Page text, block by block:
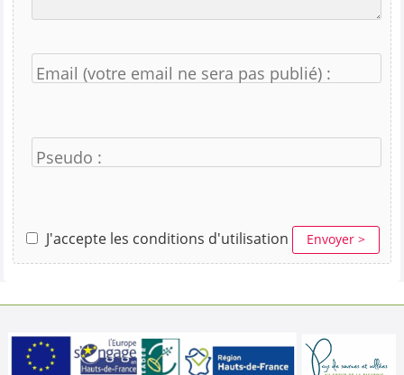
Email (votre email ne sera pas publié) :
Pseudo :
J'accepte les conditions d'utilisation Envoyer >